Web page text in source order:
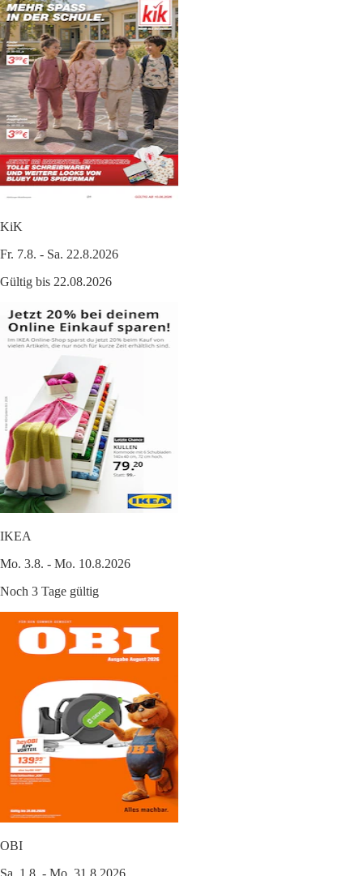
KiK
Fr. 7.8. - Sa. 22.8.2026
Gültig bis 22.08.2026
IKEA
Mo. 3.8. - Mo. 10.8.2026
Noch 3 Tage gültig
OBI
Sa. 1.8. - Mo. 31.8.2026